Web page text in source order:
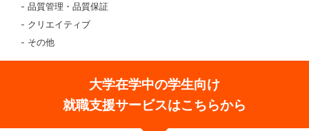
品質管理・品質保証
クリエイティブ
その他
大学在学中の学生向け
就職支援サービスはこちらから